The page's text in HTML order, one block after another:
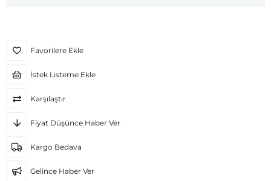
Favorilere Ekle
İstek Listeme Ekle
Karşılaştır
Fiyat Düşünce Haber Ver
Kargo Bedava
Gelince Haber Ver